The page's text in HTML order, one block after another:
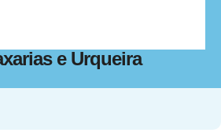
e Urqueira